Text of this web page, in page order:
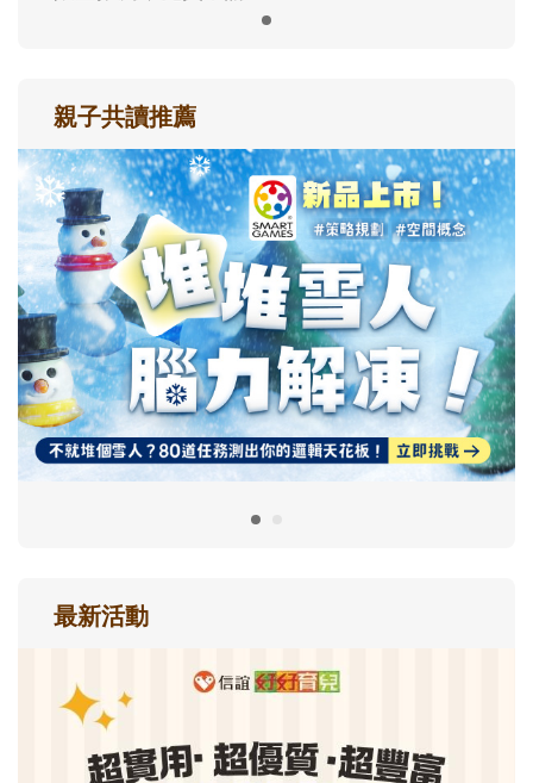
親子共讀推薦
最新活動